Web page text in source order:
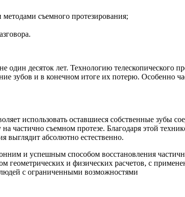
съемного протезирования;
десяток лет. Технологию телескопического
зубов и в конечном итоге их потерю. Особенно
использовать оставшиеся собственные зубы
частично съемном протезе. Благодаря этой
выглядит абсолютно естественно.
и успешным способом восстановления
геометрических и физических расчетов, с
с ограниченными возможностями